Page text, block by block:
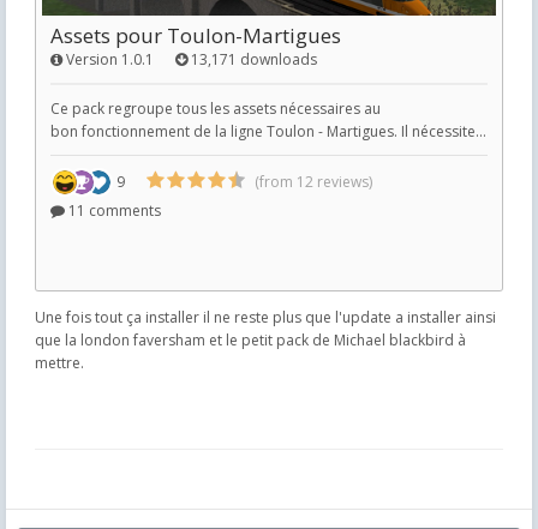
Une fois tout ça installer il ne reste plus que l'update a installer ainsi
que la london faversham et le petit pack de Michael blackbird à
mettre.